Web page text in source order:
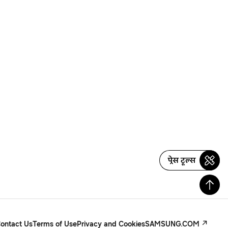
प्रेस टूल्स
UsTerms of UsePrivacy and CookiesSAMSUNG.COM